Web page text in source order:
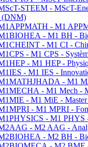
STEEM - MScT-
(DNM)
- M1
- M1 BH -
- M1 CI -
- M1 CPS -
- M1 HEP -
- M1 IES -
- M1
- M1 Mech -
- M1 MiE - Master
- M1 MPRI -
- M1 PHYS
- M2 AAG -
- M2 BH -